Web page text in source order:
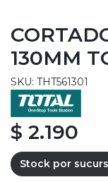
130MM
SKU: THT561301
$ 2.190
Stock por